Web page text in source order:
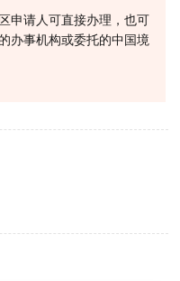
申请人可直接办理，也可
办事机构或委托的中国境